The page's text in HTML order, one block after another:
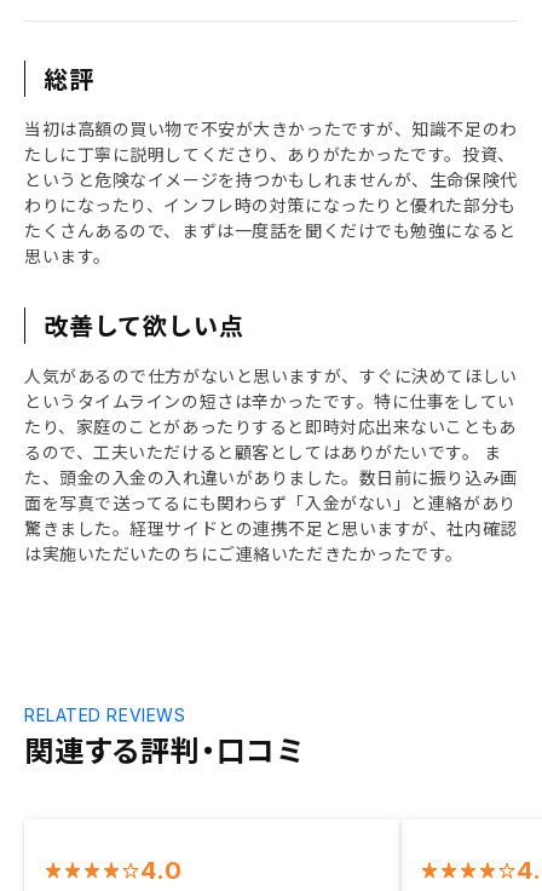
総評
当初は高額の買い物で不安が大きかったですが、知識不足のわ
たしに丁寧に説明してくださり、ありがたかったです。投資、
というと危険なイメージを持つかもしれませんが、生命保険代
わりになったり、インフレ時の対策になったりと優れた部分も
たくさんあるので、まずは一度話を聞くだけでも勉強になると
思います。
改善して欲しい点
人気があるので仕方がないと思いますが、すぐに決めてほしい
というタイムラインの短さは辛かったです。特に仕事をしてい
たり、家庭のことがあったりすると即時対応出来ないこともあ
るので、工夫いただけると顧客としてはありがたいです。 ま
た、頭金の入金の入れ違いがありました。数日前に振り込み画
面を写真で送ってるにも関わらず「入金がない」と連絡があり
驚きました。経理サイドとの連携不足と思いますが、社内確認
は実施いただいたのちにご連絡いただきたかったです。
関連する評判・口コミ
RELATED REVIEWS
4.0